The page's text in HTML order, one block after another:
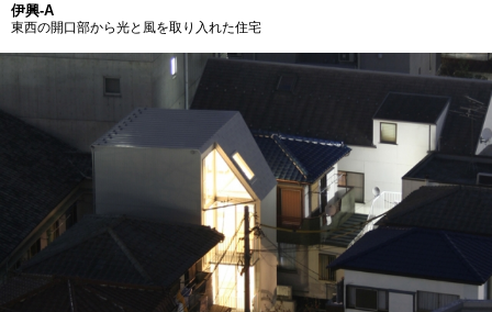
伊興-A
東西の開口部から光と風を取り入れた住宅